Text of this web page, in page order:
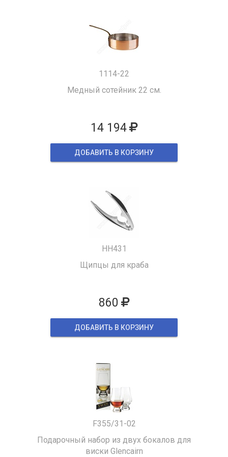
1114-22
Медный сотейник 22 см.
14 194
ДОБАВИТЬ В КОРЗИНУ
HH431
Щипцы для краба
860
ДОБАВИТЬ В КОРЗИНУ
F355/31-02
Подарочный набор из двух бокалов для
виски Glencairn